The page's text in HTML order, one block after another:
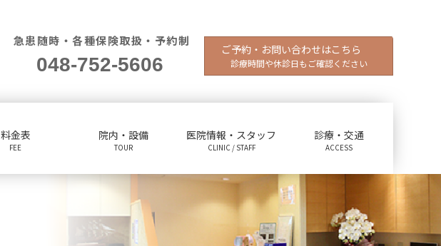
急患随時・各種保険取扱・予約制
048-752-5606
ご予約・お問い合わせはこちら
診療時間や休診日もご確認ください
料金表
FEE
院内・設備
TOUR
医院情報・スタッフ
CLINIC / STAFF
診療・交通
ACCESS